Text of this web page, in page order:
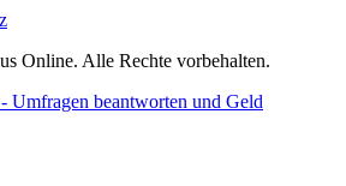
Online. Alle Rechte vorbehalten.